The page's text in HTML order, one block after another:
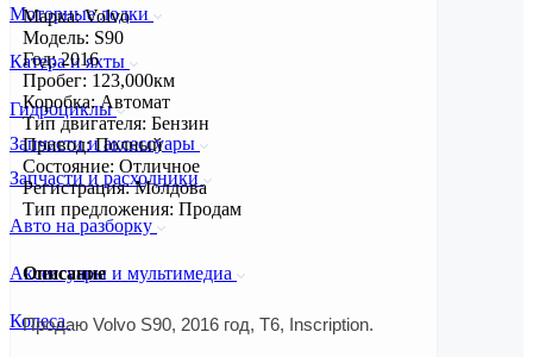
Моторные лодки
Катера и яхты
Гидроциклы
Запчасти и аксессуары
Запчасти и расходники
Авто на разборку
Аксессуары и мультимедиа
Колеса
Марка: Volvo
Модель: S90
Год: 2016
Пробег: 123,000км
Коробка: Автомат
Тип двигателя: Бензин
Привод: Полный
Состояние: Отличное
Регистрация: Молдова
Тип предложения: Продам
Описание
Продаю Volvo S90, 2016 год, T6, Inscription.